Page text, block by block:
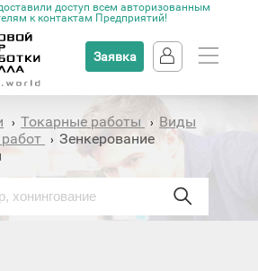
доступ всем авторизованным
к контактам Предприятий!
Заявка
› Токарные работы › Виды
›Зенкерование